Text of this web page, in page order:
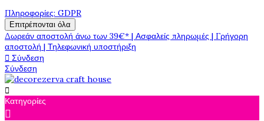
Πληροφορίες: GDPR
Επιτρέπονται όλα
Δωρεάν αποστολή άνω των 39€* | Ασφαλείς πληρωμές | Γρήγορη
αποστολή | Τηλεφωνική υποστήριξη
 Σύνδεση
Σύνδεση

Κατηγορίες
